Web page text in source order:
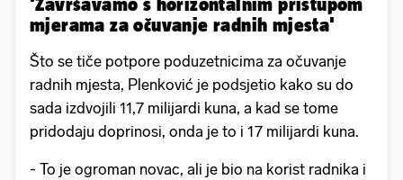
mjerama za očuvanje radnih mjesta'
Što se tiče potpore poduzetnicima za očuvanje
radnih mjesta, Plenković je podsjetio kako su do
sada izdvojili 11,7 milijardi kuna, a kad se tome
pridodaju doprinosi, onda je to i 17 milijardi kuna.
- To je ogroman novac, ali je bio na korist radnika i